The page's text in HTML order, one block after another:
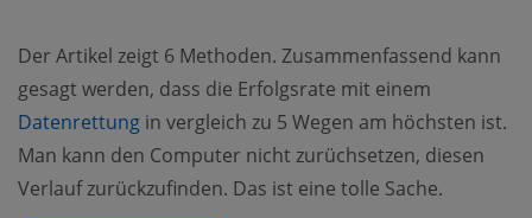
Der Artikel zeigt 6 Methoden. Zusammenfassend kann
gesagt werden, dass die Erfolgsrate mit einem
Datenrettung (opens new window)
in vergleich zu 5 Wegen am höchsten ist.
Man kann den Computer nicht zurüchsetzen, diesen
Verlauf zurückzufinden. Das ist eine tolle Sache.